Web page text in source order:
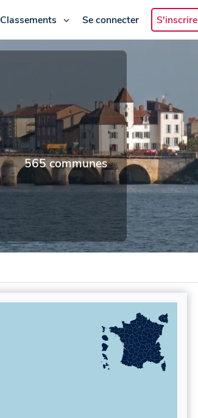
Classements Se connecter S'inscrire
565 communes